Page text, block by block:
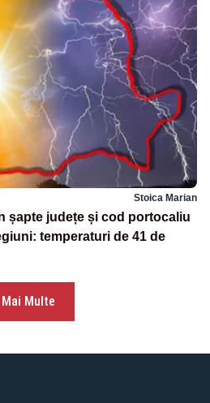
Stoica Marian
șapte județe și cod portocaliu
temperaturi de 41 de
Mai Multe